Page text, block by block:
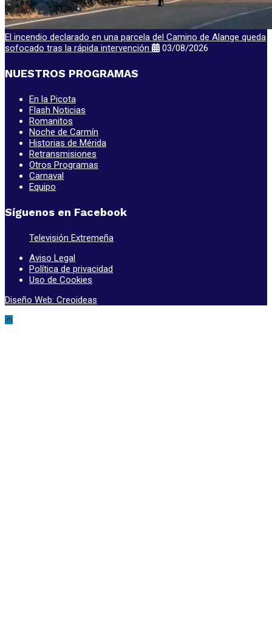
El incendio declarado en una parcela del Camino de Alange queda
sofocado tras la rápida intervención
03/08/2026
NUESTROS PROGRAMAS
En la Picota
Flash Noticias
Romanitos
Noche de Carmín
Historias de Mérida
Retransmisiones
Otros Programas
Carnaval
Equipo
Síguenos en Facebook
Televisión Extremeña
Aviso Legal
Política de privacidad
Uso de Cookies
Diseño Web: Creoideas